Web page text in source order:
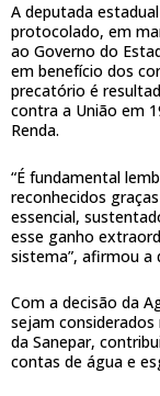
A deputada
protocolado, em
ao Governo do
em benefício dos
precatório é
contra a União em
Renda.
“É fundamental
reconhecidos
essencial,
esse ganho
sistema”, afirmou a
Com a decisão da
sejam
da Sanepar,
contas de água e